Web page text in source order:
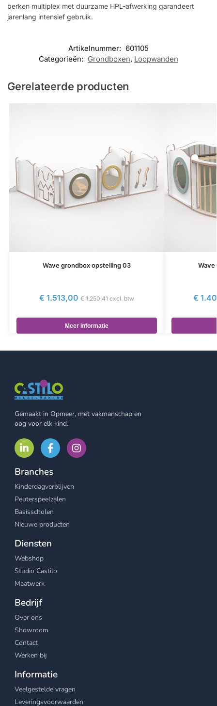
berken multiplex met duurzame HPL-afwerking garandeert
jarenlang intensief gebruik.
Artikelnummer: 601105
Categorieën: Grondboxen, Loopwanden
Gerelateerde producten
Wave grondbox opstelling 03
€ 1.513,00 € 1.250,41 excl. btw
Meer informatie
Wave
€
Gemaakt in Opmeer, met vakmanschap en
oog voor elk kind.
Branches
Kinderdagverblijven
Peuterspeelzalen
Basisscholen
Nieuwe producten
Diensten
Webshop
Studio Castilo
Maatwerk
Bedrijf
Over ons
Showroom
Contact
Werken bij
Informatie
Veelgestelde vragen
Leveringsvoorwaarden